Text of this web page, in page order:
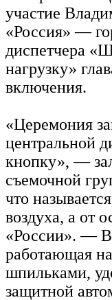
участие
«Россия» —
диспетчера
нагрузку»
включения.
«Церемония
центральной
кнопку», —
съемочной
что
воздуха, а от
«России». —
работающая
шпильками,
защитной